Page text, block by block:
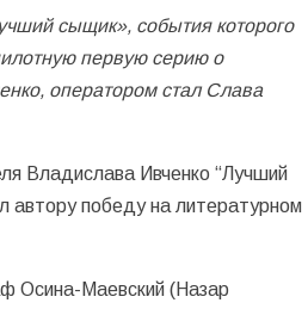
сыщик», события которого
первую серию о
оператором стал Слава
Владислава Ивченко “Лучший
автору победу на литературном
Осина-Маевский (Назар